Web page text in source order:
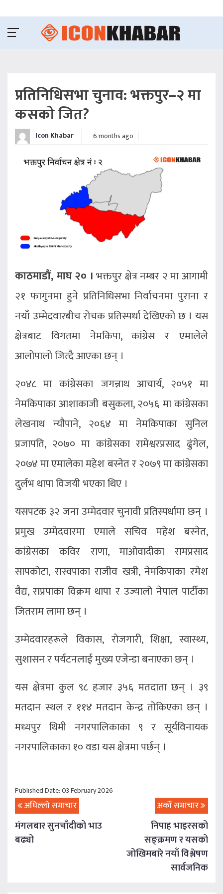
प्रतिनिधिसभा चुनाव: भक्तपुर–२ मा
कसको जित?
Icon Khabar 6 months ago
काठमाडौं, माघ २० । भक्तपुर क्षेत्र नम्बर २ मा आगामी
२१ फागुनमा हुने प्रतिनिधिसभा निर्वाचनमा पुराना र
नयाँ उम्मेदवारबीच रोचक प्रतिस्पर्धा देखिएको छ । यस
क्षेत्रबाट विगतमा नेमकिपा, कांग्रेस र एमालेले
आलोपालो जित्दै आएका छन् ।
२०४८ मा कांग्रेसका जगन्नाथ आचार्य, २०५१ मा
नेमकिपाका आशाकाजी बसुकला, २०५६ मा कांग्रेसका
लेखनाथ न्यौपाने, २०६४ मा नेमकिपाका सुनिल
प्रजापति, २०७० मा कांग्रेसका रामेश्वरप्रसाद ढुंगेल,
२०७४ मा एमालेका महेश बस्नेत र २०७९ मा कांग्रेसका
दुर्लभ थापा विजयी भएका थिए ।
यसपटक ३२ जना उम्मेदवार चुनावी प्रतिस्पर्धामा छन् ।
प्रमुख उम्मेदवारमा एमाले सचिव महेश बस्नेत,
कांग्रेसका कविर राणा, माओवादीका रामप्रसाद
सापकोटा, रास्वपाका राजीव खत्री, नेमकिपाका रमेश
वैद्य, राप्रपाका विक्रम थापा र उज्यालो नेपाल पार्टीका
जितराम लामा छन् ।
उम्मेदवारहरूले विकास, रोजगारी, शिक्षा, स्वास्थ्य,
सुशासन र पर्यटनलाई मुख्य एजेन्डा बनाएका छन् ।
यस क्षेत्रमा कुल ९८ हजार ३५६ मतदाता छन् । ३९
मतदान स्थल र ११४ मतदान केन्द्र तोकिएका छन् ।
मध्यपुर थिमी नगरपालिकाका ९ र सूर्यविनायक
नगरपालिकाका १० वडा यस क्षेत्रमा पर्छन् ।
Published Date: 03 February 2026
अर्को समाचार
निपाह भाइरसको
सङ्क्रमण र यसको
जोखिमबारे नयाँ विश्लेषण
सार्वजनिक
अघिल्लो समाचार
मंगलबार सुनचाँदीको भाउ
बढ्यो